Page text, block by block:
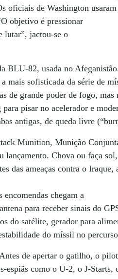
oficiais de Washington
objetivo é pressionar
lutar”, jactou-se o
BLU-82, usada no
mais sofisticada da série de
de grande poder de fogo,
pisar no acelerador e
antigas, de queda livre
Munition, Munição
lançamento. Chova ou faça
das ameaças contra o
encomendas chegam a
para receber sinais do
do satélite, gerador para
do míssil no
de apertar o gatilho, o
espiãs como o U-2, o J-